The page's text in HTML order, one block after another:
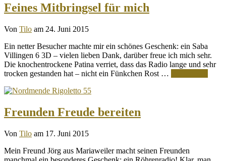
Feines Mitbringsel für mich
Von Tilo am 24. Juni 2015
Ein netter Besucher machte mir ein schönes Geschenk: ein Saba
Villingen 6 3D – vielen lieben Dank, darüber freue ich mich sehr.
Die knochentrockene Patina verriet, dass das Radio lange und sehr
trocken gestanden hat – nicht ein Fünkchen Rost …
Freunden Freude bereiten
Von Tilo am 17. Juni 2015
Mein Freund Jörg aus Mariaweiler macht seinen Freunden